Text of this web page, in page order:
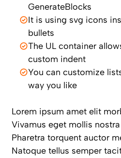
GenerateBlocks
It is using svg icons
bullets
The UL container
custom indent
You can customize
way you like
Lorem ipsum amet elit
Vivamus eget mollis
Pharetra torquent auctor
Natoque tellus semper